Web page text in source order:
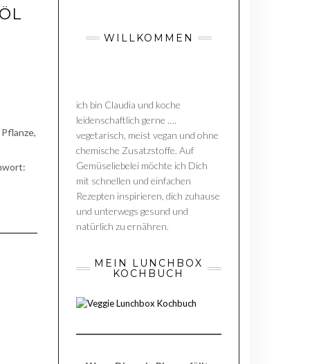
WILLKOMMEN
ich bin Claudia und koche
leidenschaftlich gerne ….
vegetarisch, meist vegan und ohne
chemische Zusatzstoffe. Auf
Gemüseliebelei möchte ich Dich
mit schnellen und einfachen
Rezepten inspirieren, dich zuhause
und unterwegs gesund und
natürlich zu ernähren.
MEIN LUNCHBOX
KOCHBUCH